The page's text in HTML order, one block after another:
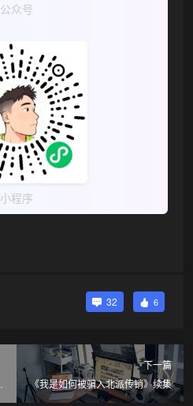
公众号
小程序
32 6
下一篇
《我是如何被骗入北派传销》续集